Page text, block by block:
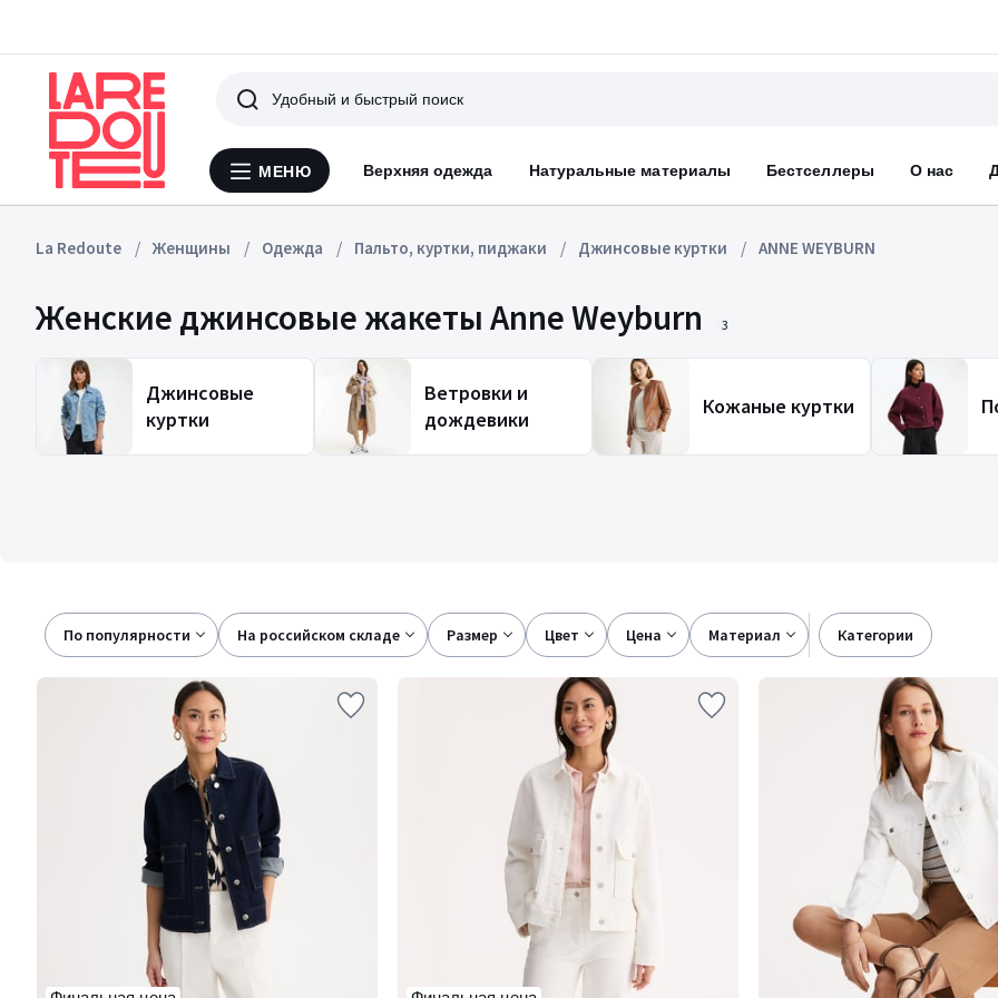
Меню
МЕНЮ Верхняя одежда Натуральные материалы Бестселлеры О нас
Поиск
La Redoute Женщины Одежда Пальто, куртки, пиджаки Джинсовые куртки ANNE WEYBURN
Женские джинсовые жакеты Anne Weyburn 3
Джинсовые
куртки
Ветровки и
дождевики
Кожаные куртки
По популярности
на российском складе размер цвет цена материал категории